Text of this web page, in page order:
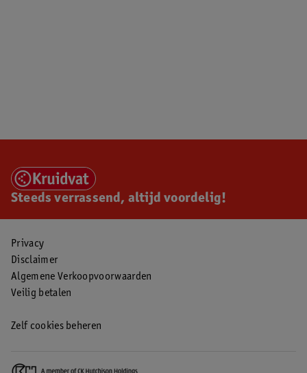
Steeds verrassend, altijd voordelig!
Privacy
Disclaimer
Algemene Verkoopvoorwaarden
Veilig betalen
Zelf cookies beheren